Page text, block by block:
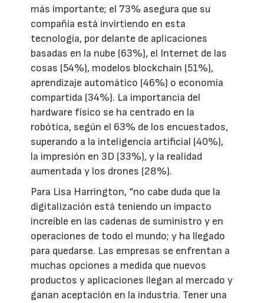
más importante; el 73% asegura que su
compañía está invirtiendo en esta
tecnología, por delante de aplicaciones
basadas en la nube (63%), el Internet de las
cosas (54%), modelos blockchain (51%),
aprendizaje automático (46%) o economía
compartida (34%). La importancia del
hardware físico se ha centrado en la
robótica, según el 63% de los encuestados,
superando a la inteligencia artificial (40%),
la impresión en 3D (33%), y la realidad
aumentada y los drones (28%).
Para Lisa Harrington, “no cabe duda que la
digitalización está teniendo un impacto
increíble en las cadenas de suministro y en
operaciones de todo el mundo; y ha llegado
para quedarse. Las empresas se enfrentan a
muchas opciones a medida que nuevos
productos y aplicaciones llegan al mercado y
ganan aceptación en la industria. Tener una